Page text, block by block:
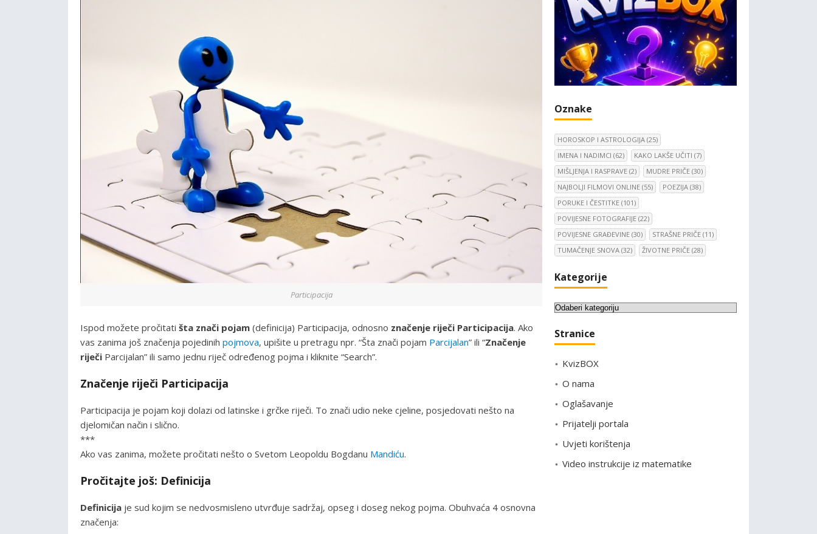
Participacija
Ispod možete pročitati šta znači pojam (definicija) Participacija, odnosno značenje riječi Participacija. Ako
vas zanima još značenja pojedinih pojmova, upišite u pretragu npr. “Šta znači pojam Parcijalan” ili “Značenje
riječi Parcijalan” ili samo jednu riječ određenog pojma i kliknite “Search”.
Značenje riječi Participacija
Participacija je pojam koji dolazi od latinske i grčke riječi. To znači udio neke cjeline, posjedovati nešto na
djelomičan način i slično.
***
Ako vas zanima, možete pročitati nešto o Svetom Leopoldu Bogdanu Mandiću.
Pročitajte još: Definicija
Definicija je sud kojim se nedvosmisleno utvrđuje sadržaj, opseg i doseg nekog pojma. Obuhvaća 4 osnovna
značenja:
Oznake
HOROSKOP I ASTROLOGIJA (25)
IMENA I NADIMCI (62) KAKO LAKŠE UČITI (7)
MIŠLJENJA I RASPRAVE (2) MUDRE PRIČE (30)
NAJBOLJI FILMOVI ONLINE (55) POEZIJA (38)
PORUKE I ČESTITKE (101)
POVIJESNE FOTOGRAFIJE (22)
POVIJESNE GRAĐEVINE (30) STRAŠNE PRIČE (11)
TUMAČENJE SNOVA (32) ŽIVOTNE PRIČE (28)
Kategorije
K
t
g
o
i
j
Stranice
KvizBOX
O nama
Oglašavanje
Prijatelji portala
Uvjeti korištenja
Video instrukcije iz matematike